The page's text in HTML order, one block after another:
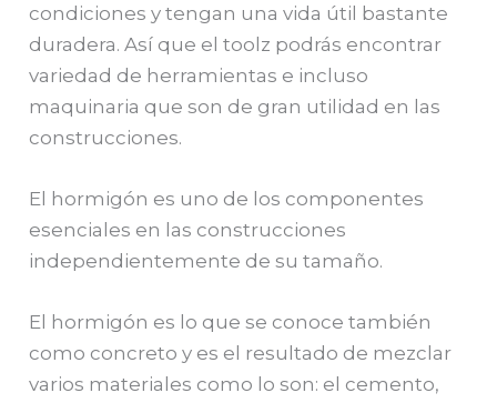
condiciones y tengan una vida útil bastante
duradera. Así que el toolz podrás encontrar
variedad de herramientas e incluso
maquinaria que son de gran utilidad en las
construcciones.
El hormigón es uno de los componentes
esenciales en las construcciones
independientemente de su tamaño.
El hormigón es lo que se conoce también
como concreto y es el resultado de mezclar
varios materiales como lo son: el cemento,